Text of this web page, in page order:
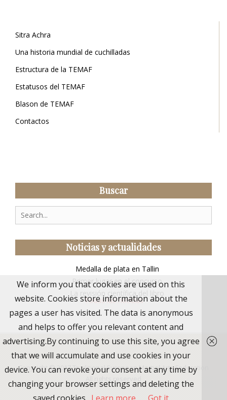
Sitra Achra
Una historia mundial de cuchilladas
Estructura de la TEMAF
Estatusos del TEMAF
Blason de TEMAF
Contactos
Buscar
Search
for:
Noticias y actualidades
Medalla de plata en Tallin
Primer lugar en el concurso
La revisión científica del libro
Todas las noticias
Copyright © 2017Traditional European Martial Arts Federation
All rights reserved
We inform you that cookies are used on this
website. Cookies store information about the
pages a user has visited. The data is anonymous
and helps to offer you relevant content and
advertising.By continuing to use this site, you agree
that we will accumulate and use cookies in your
device. You can revoke your consent at any time by
changing your browser settings and deleting the